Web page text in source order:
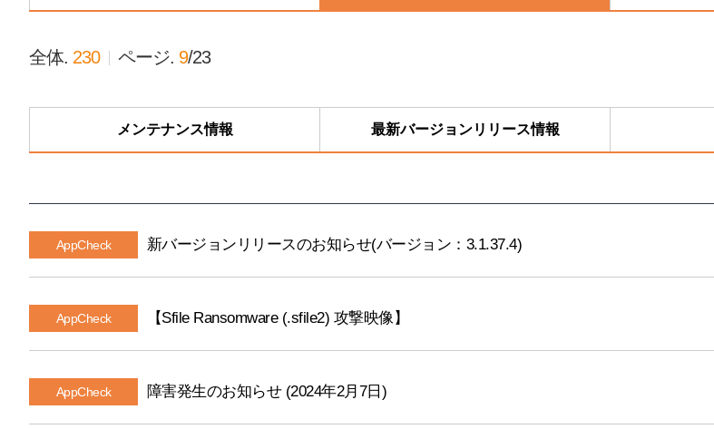
全体. 230 ページ. 9/23
メンテナンス情報 最新バージョンリリース情報
AppCheck 新バージョンリリースのお知らせ(バージョン：3.1.37.4)
AppCheck 【Sfile Ransomware (.sfile2) 攻撃映像】
AppCheck 障害発生のお知らせ (2024年2月7日)